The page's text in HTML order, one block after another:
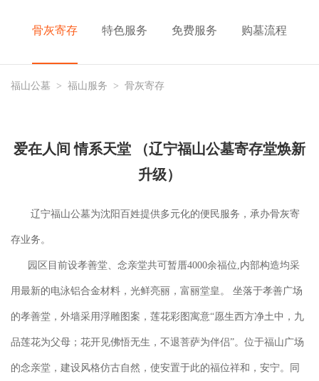
骨灰寄存 特色服务 免费服务 购墓流程
福山公墓 > 福山服务 > 骨灰寄存
爱在人间 情系天堂 （辽宁福山公墓寄存堂焕新
升级）
辽宁福山公墓为沈阳百姓提供多元化的便民服务，承办骨灰寄
存业务。
园区目前设孝善堂、念亲堂共可暂厝4000余福位,内部构造均采
用最新的电泳铝合金材料，光鲜亮丽，富丽堂皇。 坐落于孝善广场
的孝善堂，外墙采用浮雕图案，莲花彩图寓意“愿生西方净土中，九
品莲花为父母；花开见佛悟无生，不退菩萨为伴侣”。位于福山广场
的念亲堂，建设风格仿古自然，使安置于此的福位祥和，安宁。同